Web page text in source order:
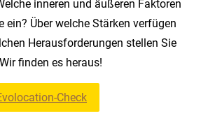
inneren und äußeren Faktoren
ein? Über welche Stärken verfügen
Herausforderungen stellen Sie
finden es heraus!
Check